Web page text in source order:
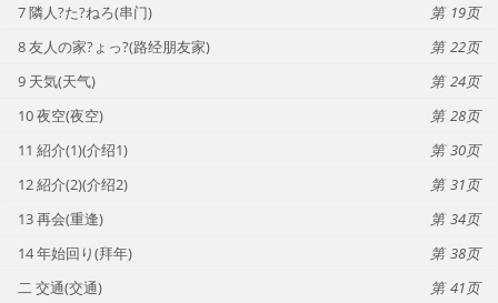
7 隣人?た?ねろ(串门)
19
8 友人の家?ょっ?(路经朋友家)
22
9 天気(天气)
24
10 夜空(夜空)
28
11 紹介(1)(介绍1)
30
12 紹介(2)(介绍2)
31
13 再会(重逢)
34
14 年始回り(拜年)
38
二 交通(交通)
41